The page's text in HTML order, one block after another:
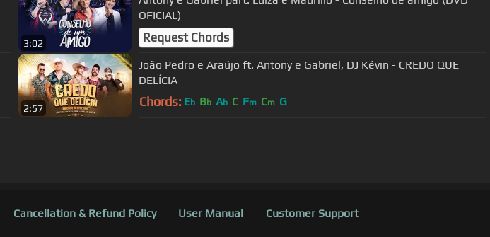
3:02
OFICIAL)
Request Chords
2:57
João Pedro e Araújo ft. Antony e Gabriel, DJ Kévin - CREDO QUE
DELÍCIA
Chords: Eb Bb Ab C Fm Cm G
Cancellation & Refund Policy User Manual Customer Support